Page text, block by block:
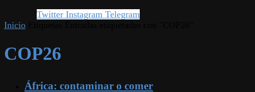
Twitter Instagram Telegram
Inicio
COP26
África: contaminar o comer